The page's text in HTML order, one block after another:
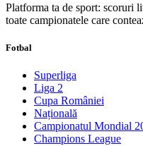
Platforma ta de sport: scoruri
toate campionatele care
Fotbal
Superliga
Liga 2
Cupa României
Națională
Campionatul Mondial
Champions League